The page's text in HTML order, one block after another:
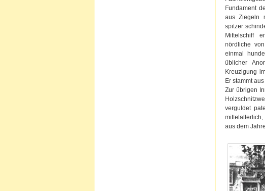
Fundament
aus Ziegeln
spitzer
Mittelschiff
nördliche
einmal
üblicher
Kreuzigung
Er stammt
Zur übrigen
verguldet
aus dem